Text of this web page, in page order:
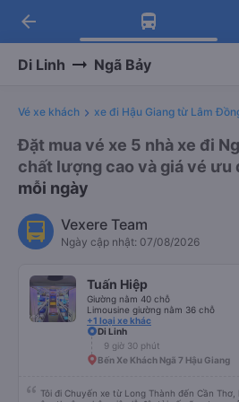
Tải app Vexere ngay!
Nhận ưu đãi thành viên
Tải app Vexere
-30k/ghế khi đặt vé
arrow_back
Di Linh Ngã Bảy
Vé xe khách xe đi Hậu Giang từ Lâm
Đặt mua vé xe 5 nhà xe đi
chất lượng cao và giá vé ưu
mỗi ngày
Vexere Team
Ngày cập nhật: 07/08/2026
Tuấn Hiệp
Giường nằm 40 chỗ
Limousine giường nằm 36 chỗ
+1 loại xe khác
Di Linh
9 giờ 30 phút
Bến Xe Khách Ngã 7 Hậu Giang
Tôi đi Chuyến xe từ Long Thành đến Cần